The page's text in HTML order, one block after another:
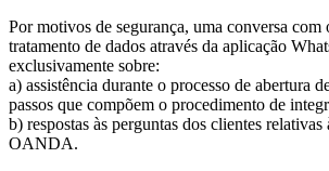
Por motivos de segurança, uma conversa com
tratamento de dados através da aplicação
exclusivamente sobre:
a) assistência durante o processo de abertura
passos que compõem o procedimento de
b) respostas às perguntas dos clientes relativas
OANDA.